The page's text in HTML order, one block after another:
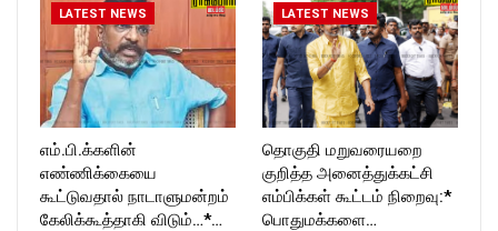
LATEST NEWS
எம்.பி.க்களின்
எண்ணிக்கையை
கூட்டுவதால் நாடாளுமன்றம்
கேலிக்கூத்தாகி விடும்…*…
LATEST NEWS
தொகுதி மறுவரையறை
குறித்த அனைத்துக்கட்சி
எம்பிக்கள் கூட்டம் நிறைவு:*
பொதுமக்களை…